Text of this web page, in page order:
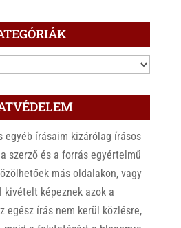
egyéb írásaim kizárólag írásos
szerző és a forrás egyértelmű
más oldalakon, vagy
kivételt képeznek azok a
egész írás nem kerül közlésre,